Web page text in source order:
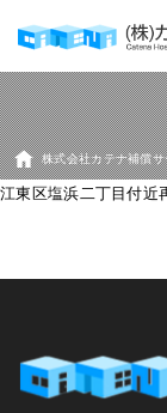
株式会社カテナ補償
江東区塩浜二丁目付近